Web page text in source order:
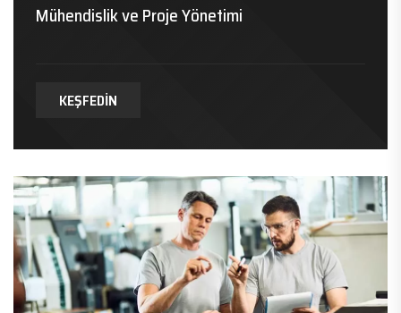
Mühendislik ve Proje Yönetimi
KEŞFEDIN